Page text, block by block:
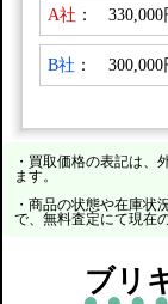
A社 ： 330,000
B社 ： 300,000
・買取価格の表記は、
ます。
・商品の状態や在庫状
で、無料査定にて現在
ブリ